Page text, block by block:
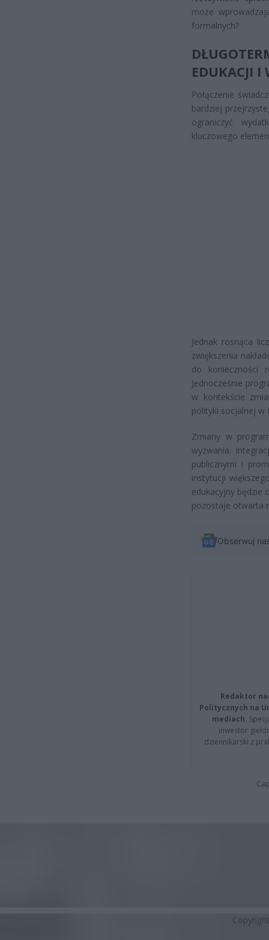
może
formalnych?
EDUKACJI I
Połączenie
bardziej
ograniczyć
kluczowego
Jednak rosnąca
zwiększenia
do konieczności
Jednocześnie
w kontekście
polityki socjalnej w
Zmiany w
wyzwania.
publicznymi i
instytucji
edukacyjny będzie
pozostaje otwarta
Obserwuj
Redaktor
Politycznych na
mediach.
inwestor
dziennikarski z